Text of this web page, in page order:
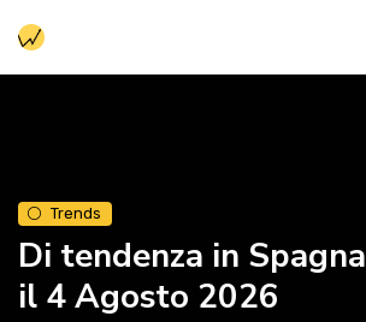
Trends
Di tendenza in Spagna
il 4 Agosto 2026